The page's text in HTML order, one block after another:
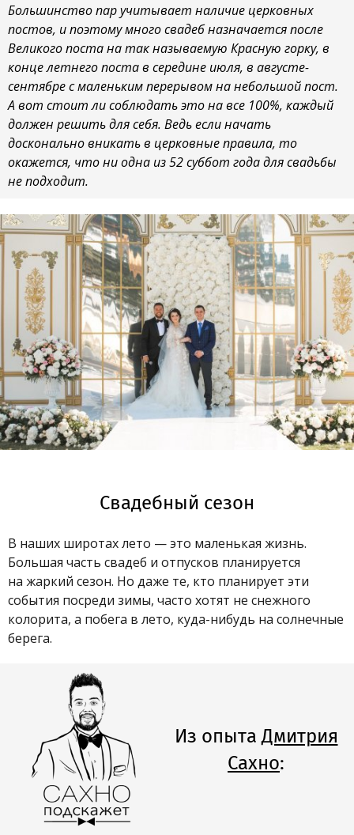
Большинство пар учитывает наличие церковных
постов, и поэтому много свадеб назначается после
Великого поста на так называемую Красную горку, в
конце летнего поста в середине июля, в августе-
сентябре с маленьким перерывом на небольшой пост.
А вот стоит ли соблюдать это на все 100%, каждый
должен решить для себя. Ведь если начать
досконально вникать в церковные правила, то
окажется, что ни одна из 52 суббот года для свадьбы
не подходит.
Свадебный сезон
В наших широтах лето — это маленькая жизнь.
Большая часть свадеб и отпусков планируется
на жаркий сезон. Но даже те, кто планирует эти
события посреди зимы, часто хотят не снежного
колорита, а побега в лето, куда-нибудь на солнечные
берега.
Из опытаДмитрия
Сахно: